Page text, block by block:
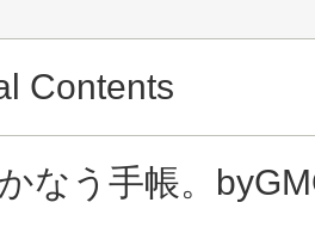
Contents
なう手帳。